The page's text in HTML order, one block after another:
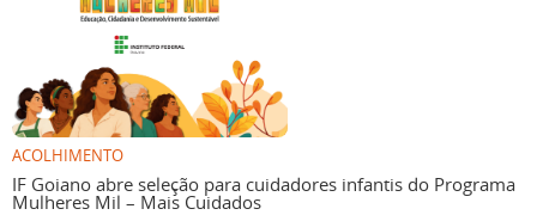
ACOLHIMENTO
IF Goiano abre seleção para cuidadores infantis do Programa
Mulheres Mil – Mais Cuidados